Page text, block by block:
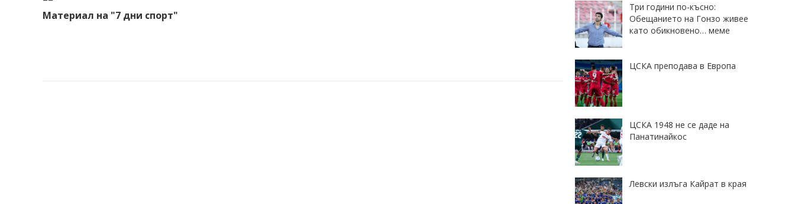
Материал на "7 дни спорт"
Три години по-късно:
Обещанието на Гонзо живее
като обикновено… меме
ЦСКА преподава в Европа
ЦСКА 1948 не се даде на
Панатинайкос
Левски излъга Кайрат в края